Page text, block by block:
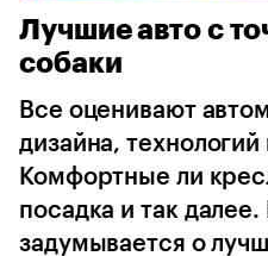
Voyah Haval
Лучшие авто с
собаки
Все оценивают
дизайна, технологий
Комфортные ли
посадка и так
задумывается о